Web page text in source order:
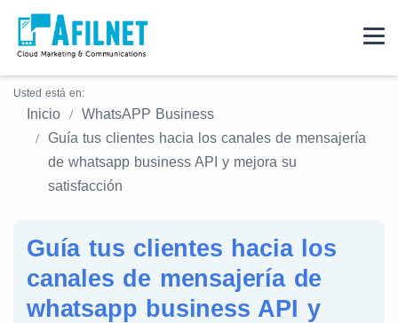
Usted está en:
Inicio
WhatsAPP Business
Guía tus clientes hacia los canales de mensajería
de whatsapp business API y mejora su
satisfacción
Guía tus clientes hacia los
canales de mensajería de
whatsapp business API y